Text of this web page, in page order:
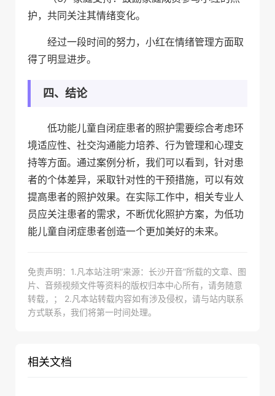
护，共同关注其情绪变化。
经过一段时间的努力，小红在情绪管理方面取
得了明显进步。
四、结论
低功能儿童自闭症患者的照护需要综合考虑环
境适应性、社交沟通能力培养、行为管理和心理支
持等方面。通过案例分析，我们可以看到，针对患
者的个体差异，采取针对性的干预措施，可以有效
提高患者的照护效果。在实际工作中，相关专业人
员应关注患者的需求，不断优化照护方案，为低功
能儿童自闭症患者创造一个更加美好的未来。
免责声明：1.凡本站注明“来源：长沙开音”所载的文章、图
片、音频视频文件等资料的版权归本中心所有，请务随意
转载，； 2.凡本站转载内容如有涉及侵权，请与站内联系
方式联系，我们将第一时间处理。
相关文档